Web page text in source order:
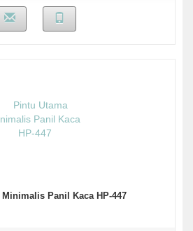
Minimalis Panil Kaca HP-447